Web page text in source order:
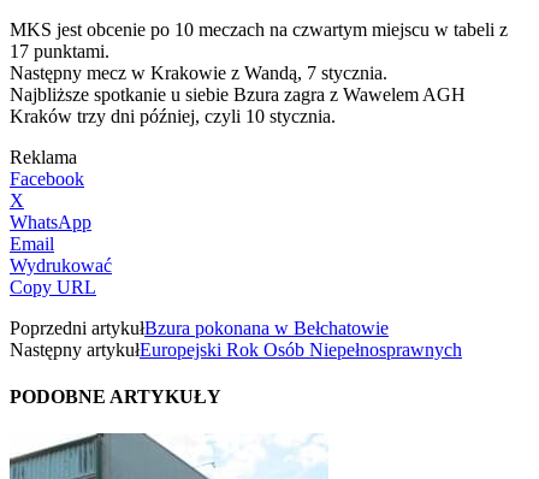
MKS jest obcenie po 10 meczach na czwartym miejscu w tabeli z
17 punktami.
Następny mecz w Krakowie z Wandą, 7 stycznia.
Najbliższe spotkanie u siebie Bzura zagra z Wawelem AGH
Kraków trzy dni później, czyli 10 stycznia.
Reklama
Facebook
X
WhatsApp
Email
Wydrukować
Copy URL
Poprzedni artykułBzura pokonana w Bełchatowie
Następny artykułEuropejski Rok Osób Niepełnosprawnych
PODOBNE ARTYKUŁY